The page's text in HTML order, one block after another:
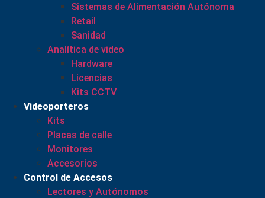
Sistemas de Alimentación Autónoma
Retail
Sanidad
Analítica de video
Hardware
Licencias
Kits CCTV
Videoporteros
Kits
Placas de calle
Monitores
Accesorios
Control de Accesos
Lectores y Autónomos